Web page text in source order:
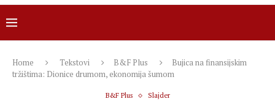
Home Tekstovi B&F Plus
Bujica na finansijskim
tržištima: Dionice drumom, ekonomija šumom
B&F Plus Slajder